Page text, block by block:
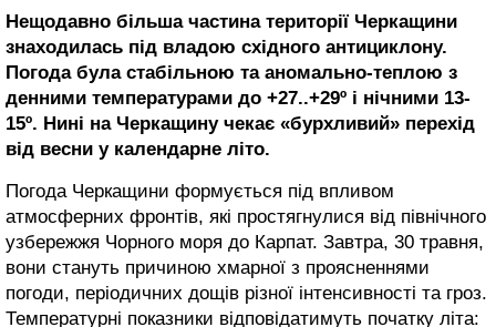
Нещодавно більша частина території Черкащини
знаходилась під владою східного антициклону.
Погода була стабільною та аномально-теплою з
денними температурами до +27..+29º і нічними 13-
15º. Нині на Черкащину чекає «бурхливий» перехід
від весни у календарне літо.
Погода Черкащини формується під впливом
атмосферних фронтів, які простягнулися від північного
узбережжя Чорного моря до Карпат. Завтра, 30 травня,
вони стануть причиною хмарної з проясненнями
погоди, періодичних дощів різної інтенсивності та гроз.
Температурні показники відповідатимуть початку літа: